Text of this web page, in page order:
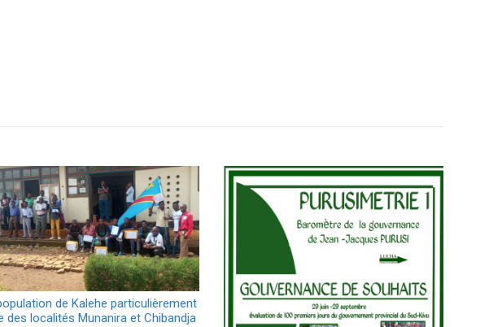
de Kalehe particulièrement
des localités Munanira et Chibandja